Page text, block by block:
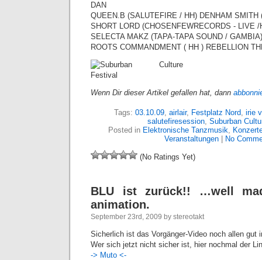
DAN
QUEEN.B (SALUTEFIRE / HH) DENHAM SMITH
SHORT LORD (CHOSENFEWRECORDS - LIVE /
SELECTA MAKZ (TAPA-TAPA SOUND / GAMBIA)
ROOTS COMMANDMENT ( HH ) REBELLION
Wenn Dir dieser Artikel gefallen hat, dann
Tags: 03.10.09, airlair, Festplatz Nord, irie
salutefiresession, Suburban
Posted in Elektronische Tanzmusik,
Veranstaltungen
No
(No Ratings Yet)
BLU ist zurück!! …well
animation.
September 23rd, 2009 by stereotakt
Sicherlich ist das Vorgänger-Video noch allen gut
Wer sich jetzt nicht sicher ist, hier nochmal der
-> Muto <-